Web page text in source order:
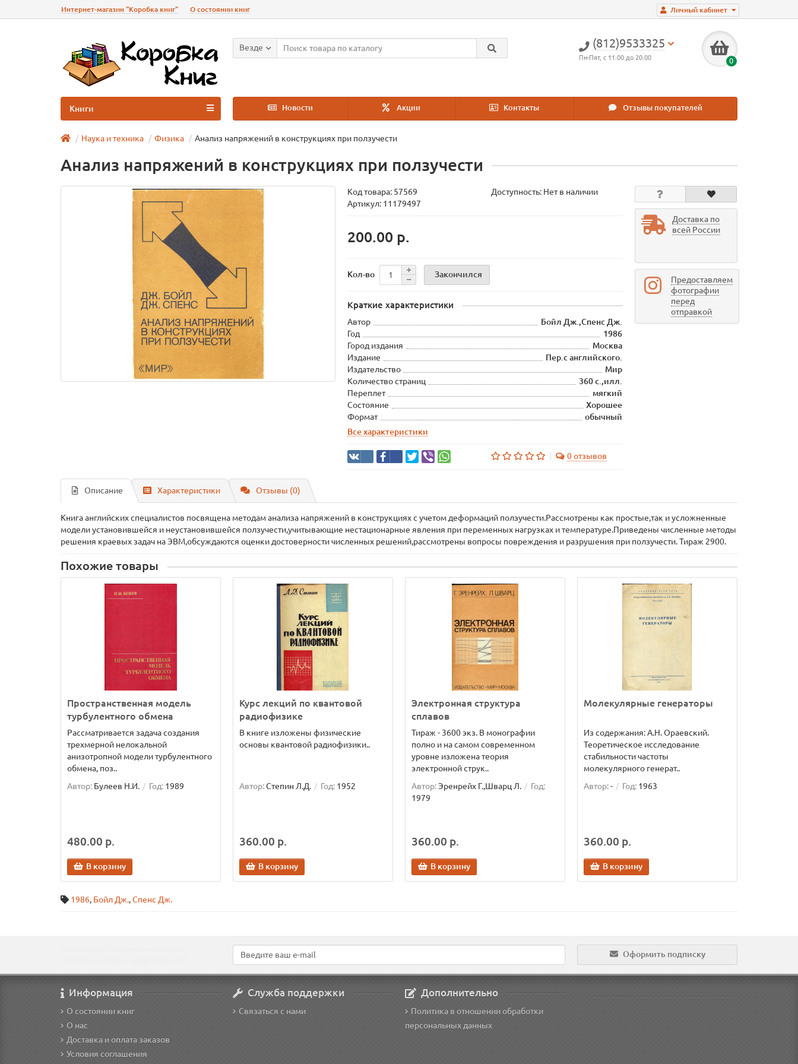
Личный кабинет
Интернет-магазин "Коробка книг" О состоянии книг
(812)9533325
Пн-Пят, с 11:00 до 20:00 0
Везде
Новости Акции Контакты Отзывы покупателей
Книги
Наука и техника Физика Анализ напряжений в конструкциях при ползучести
Анализ напряжений в конструкциях при ползучести
Код товара: 57569
Доступность: Нет в наличии
Артикул: 11179497
200.00 р.
Кол-во Закончился
Краткие характеристики
Автор
Бойл Дж.,Спенс Дж.
Год
1986
Город издания
Москва
Издание
Пер.с английского.
Издательство
Мир
Количество страниц
360 с.,илл.
Переплет
мягкий
Состояние
Хорошее
Формат
обычный
Все характеристики
0 отзывов
Доставка по
всей России
Предоставляем
фотографии
перед
отправкой
Описание Характеристики Отзывы (0)
Книга английских специалистов посвящена методам анализа напряжений в конструкциях с учетом деформаций ползучести.Рассмотрены как простые,так и усложненные
модели установившейся и неустановившейся ползучести,учитывающие нестационарные явления при переменных нагрузках и температуре.Приведены численные методы
решения краевых задач на ЭВМ,обсуждаются оценки достоверности численных решений,рассмотрены вопросы повреждения и разрушения при ползучести. Тираж 2900.
Похожие товары
Пространственная модель
турбулентного обмена
Рассматривается задача создания
трехмерной нелокальной
анизотропной модели турбулентного
обмена, поз..
Автор: Булеев Н.И. Год: 1989
480.00 р.
В корзину
Курс лекций по квантовой
радиофизике
В книге изложены физические
основы квантовой радиофизики..
Автор:Степин Л.Д. Год: 1952
360.00 р.
В корзину
Электронная структура
сплавов
Тираж - 3600 экз. В монографии
полно и на самом современном
уровне изложена теория
электронной струк..
Автор:Эренрейх Г.,Шварц Л.
Год:
1979
360.00 р.
В корзину
Молекулярные генераторы
Из содержания: А.Н. Ораевский.
Теоретическое исследование
стабильности частоты
молекулярного генерат..
Автор:- Год: 1963
360.00 р.
В корзину
1986, Бойл Дж.,Спенс Дж.
Оформить подписку
Информация
О состоянии книг
О нас
Доставка и оплата заказов
Условия соглашения
Служба поддержки
Связаться с нами
Дополнительно
Политика в отношении обработки
персональных данных